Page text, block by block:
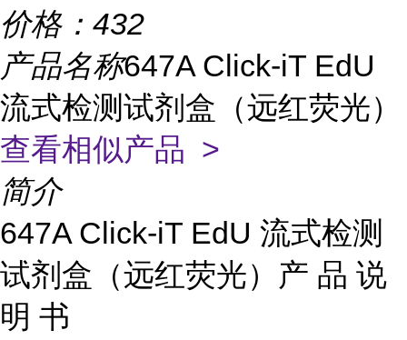
价格： 432
产品名称647A Click-iT EdU
流式检测试剂盒（远红荧光）
查看相似产品 >
简介
647A Click-iT EdU 流式检测
试剂盒（远红荧光）产 品 说
明 书